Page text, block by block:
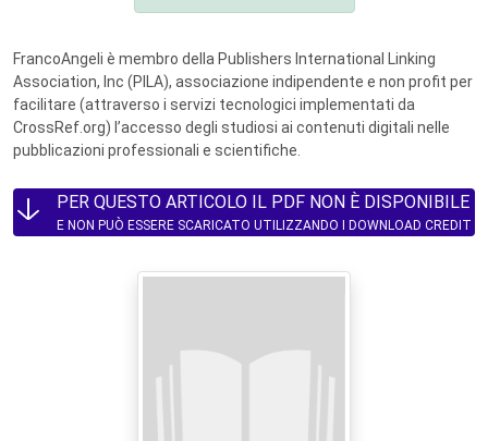
FrancoAngeli è membro della Publishers International Linking
Association, Inc (PILA), associazione indipendente e non profit per
facilitare (attraverso i servizi tecnologici implementati da
CrossRef.org) l’accesso degli studiosi ai contenuti digitali nelle
pubblicazioni professionali e scientifiche.
PER QUESTO ARTICOLO IL PDF NON È DISPONIBILE
E NON PUÒ ESSERE SCARICATO UTILIZZANDO I DOWNLOAD CREDIT